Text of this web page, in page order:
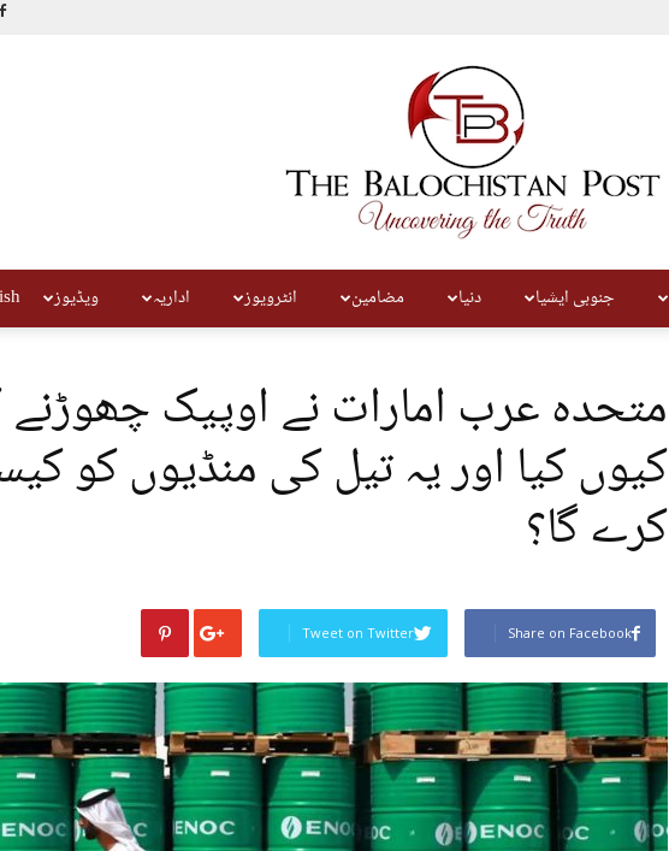
Post
جنوبی ایشیا دنیا مضامین انٹرویوز اداریہ ویڈیوز
متحدہ عرب امارات نے اوپیک چھوڑنے
کیوں کیا اور یہ تیل کی منڈیوں کو
کرے گا؟
Share on Facebook
Tweet on Twitter